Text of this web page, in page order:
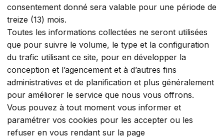
consentement donné sera valable pour une période de
treize (13) mois.
Toutes les informations collectées ne seront utilisées
que pour suivre le volume, le type et la configuration
du trafic utilisant ce site, pour en développer la
conception et l’agencement et à d’autres fins
administratives et de planification et plus généralement
pour améliorer le service que nous vous offrons.
Vous pouvez à tout moment vous informer et
paramétrer vos cookies pour les accepter ou les
refuser en vous rendant sur la page